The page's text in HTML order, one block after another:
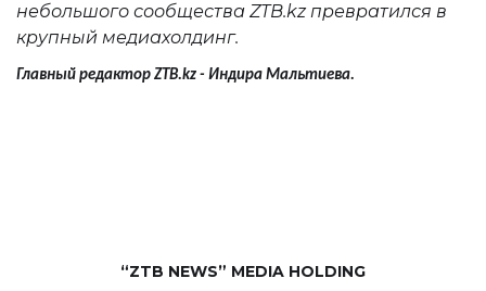
небольшого сообщества ZTB.kz превратился в
крупный медиахолдинг.
Главный редактор ZTB.kz - Индира Мальтиева.
“ZTB NEWS” MEDIA HOLDING